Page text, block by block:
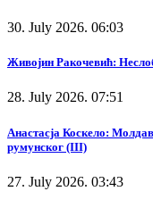
30. July 2026. 06:03
Живојин Ракочевић:
28. July 2026. 07:51
Анастасја Коскело:
румунског (III)
27. July 2026. 03:43